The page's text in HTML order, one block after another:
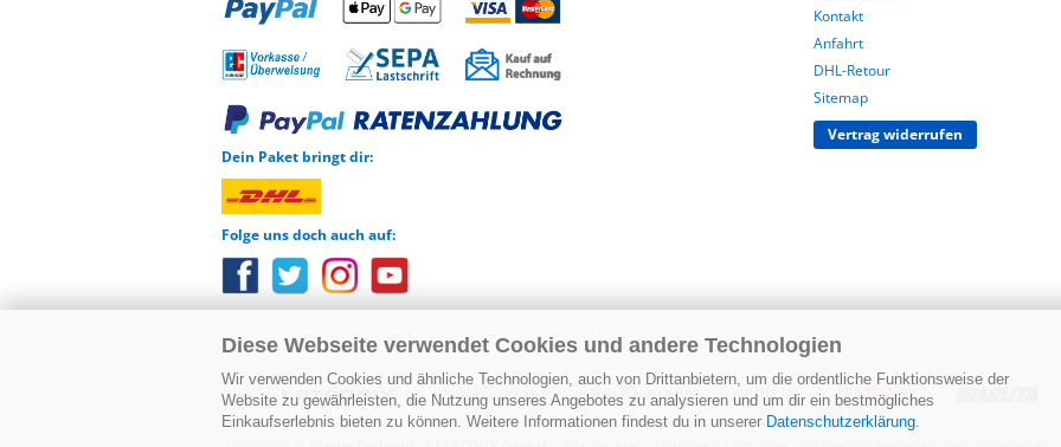
Diese Webseite verwendet Cookies und andere Technologien
Wir verwenden Cookies und ähnliche Technologien, auch von Drittanbietern, um die ordentliche Funktionsweise der
Website zu gewährleisten, die Nutzung unseres Angebotes zu analysieren und um dir ein bestmögliches
Einkaufserlebnis bieten zu können. Weitere Informationen findest du in unserer Datenschutzerklärung
Dein Paket bringt dir:
Folge uns doch auch auf:
Kontakt
Anfahrt
DHL-Retour
Sitemap
Vertrag widerrufen